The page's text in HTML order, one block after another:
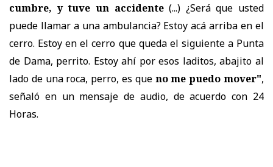
cumbre, y tuve un accidente(...) ¿Será que usted
puede llamar a una ambulancia? Estoy acá arriba en el
cerro. Estoy en el cerro que queda el siguiente a Punta
de Dama, perrito. Estoy ahí por esos laditos, abajito al
lado de una roca, perro, es que no me puedo mover",
señaló en un mensaje de audio, de acuerdo con 24
Horas.